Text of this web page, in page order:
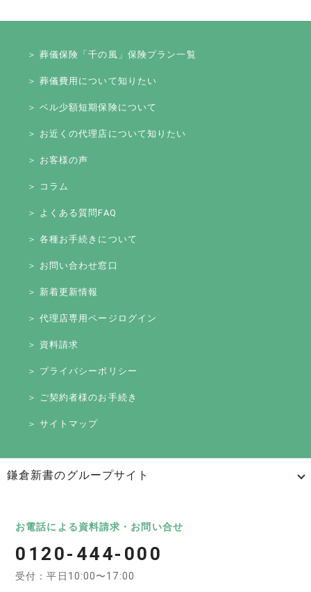
＞ 葬儀保険「千の風」保険プラン一覧
＞ 葬儀費用について知りたい
＞ ベル少額短期保険について
＞ お近くの代理店について知りたい
＞ お客様の声
＞ コラム
＞ よくある質問FAQ
＞ 各種お手続きについて
＞ お問い合わせ窓口
＞ 新着更新情報
＞ 代理店専用ページログイン
＞ 資料請求
＞ プライバシーポリシー
＞ ご契約者様のお手続き
＞ サイトマップ
鎌倉新書のグループサイト
いいお墓 Life.（ライフドット） いいお墓-永代供養墓版
いいお墓-ペット霊園版 樹木葬なび
寺院墓地.com 優良墓石・石材店ガイド
お電話による資料請求・お問い合せ
0120-444-000
受付：平日10:00〜17:00